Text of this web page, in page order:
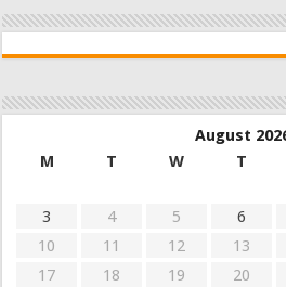
August
M
T W T
3
4 5 6
10
11 12 13
17
18 19 20